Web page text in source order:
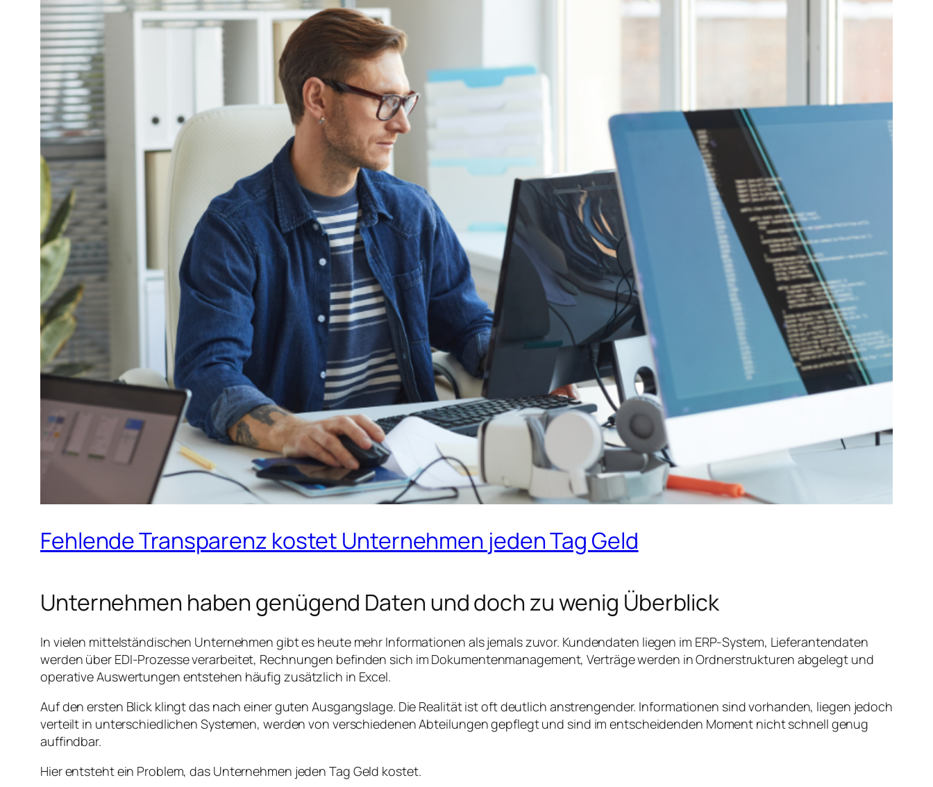
Fehlende Transparenz kostet Unternehmen jeden Tag Geld
Unternehmen haben genügend Daten und doch zu wenig Überblick
In vielen mittelständischen Unternehmen gibt es heute mehr Informationen als jemals zuvor. Kundendaten liegen im ERP-System, Lieferantendaten
werden über EDI-Prozesse verarbeitet, Rechnungen befinden sich im Dokumentenmanagement, Verträge werden in Ordnerstrukturen abgelegt und
operative Auswertungen entstehen häufig zusätzlich in Excel.
Auf den ersten Blick klingt das nach einer guten Ausgangslage. Die Realität ist oft deutlich anstrengender. Informationen sind vorhanden, liegen jedoch
verteilt in unterschiedlichen Systemen, werden von verschiedenen Abteilungen gepflegt und sind im entscheidenden Moment nicht schnell genug
auffindbar.
Hier entsteht ein Problem, das Unternehmen jeden Tag Geld kostet.